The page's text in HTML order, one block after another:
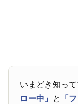
いまどき知っ
ロー中」 と 「